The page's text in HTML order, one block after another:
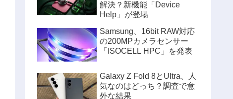
解決？新機能「Device
Help」が登場
Samsung、16bit RAW対応
の200MPカメラセンサー
「ISOCELL HPC」を発表
Galaxy Z Fold 8とUltra、人
気なのはどっち？調査で意
外な結果